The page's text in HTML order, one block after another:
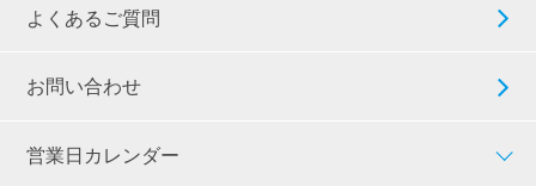
よくあるご質問
お問い合わせ
営業日カレンダー